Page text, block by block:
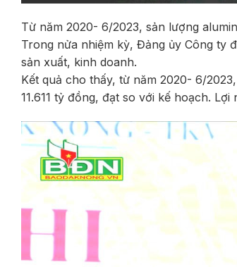
Từ năm 2020- 6/2023, sản lượng
Trong nửa nhiệm kỳ, Đảng ủy Công ty
sản xuất, kinh doanh.
Kết quả cho thấy, từ năm 2020- 6/
11.611 tỷ đồng, đạt so với kế hoạch.